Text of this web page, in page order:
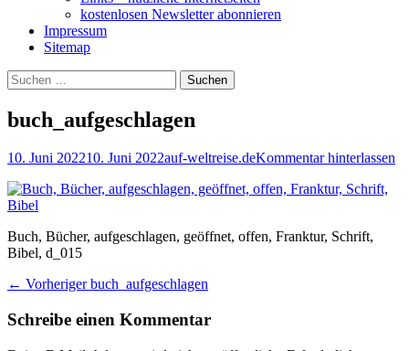
kostenlosen Newsletter abonnieren
Impressum
Sitemap
Suchen
Suchen
nach:
buch_aufgeschlagen
Posted
10. Juni 202210. Juni 2022Autor
auf-weltreise.deKommentar hinterlassen
Buch, Bücher, aufgeschlagen, geöffnet, offen, Franktur, Schrift,
Bibel, d_015
Beitragsnavigation
← Vorheriger Vorheriger
buch_aufgeschlagen
Schreibe einen Kommentar